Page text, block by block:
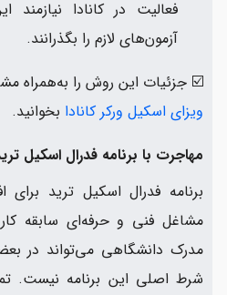
فعالیت در کانادا
آزمون‌های لازم را بگذرانند.
☑️ جزئیات این روش را به‌همراه
ویزای اسکیل ورکر کانادا بخوانید.
مهاجرت با برنامه فدرال اسکیل
برنامه فدرال اسکیل ترید
مشاغل فنی و حرفه‌ای سابقه
مدرک دانشگاهی می‌تواند در
شرط اصلی این برنامه نیست.